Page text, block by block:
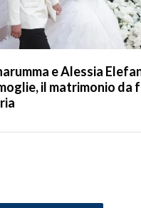
e Alessia
il matrimonio da